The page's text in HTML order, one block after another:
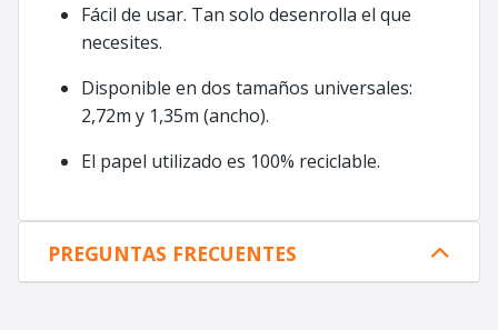
Fácil de usar. Tan solo desenrolla el que
necesites.
Disponible en dos tamaños universales:
2,72m y 1,35m (ancho).
El papel utilizado es 100% reciclable.
PREGUNTAS FRECUENTES